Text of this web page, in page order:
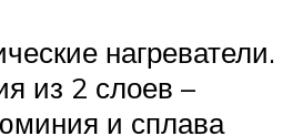
нагреватели.
из 2 слоев –
и сплава